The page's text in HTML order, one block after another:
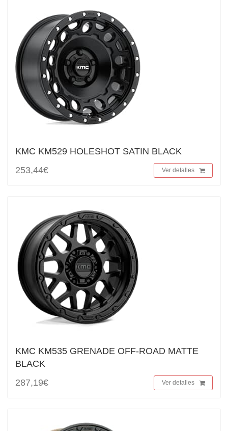
KMC KM529 HOLESHOT SATIN BLACK
253,44€
Ver detalles
KMC KM535 GRENADE OFF-ROAD MATTE
BLACK
287,19€
Ver detalles